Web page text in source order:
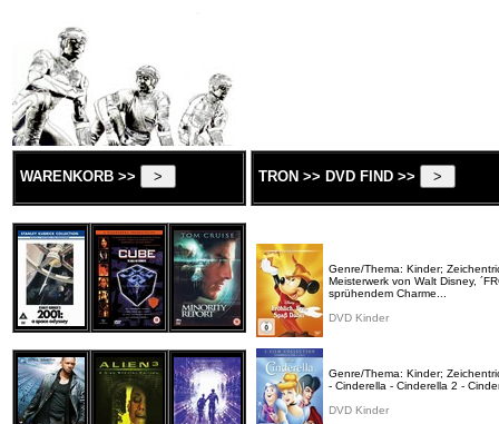
WARENKORB >> TRON >> DVD FIND >>
Genre/Thema: Kinder;
Meisterwerk von Walt Disney,
sprühendem Charme...
DVD Kinder
Genre/Thema: Kinder;
- Cinderella - Cinderella 2 -
DVD Kinder